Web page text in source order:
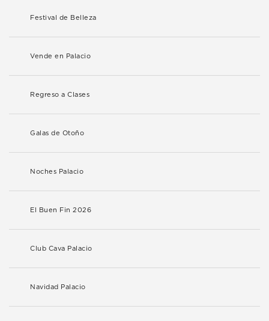
Festival de Belleza
Vende en Palacio
Regreso a Clases
Galas de Otoño
Noches Palacio
El Buen Fin 2026
Club Cava Palacio
Navidad Palacio